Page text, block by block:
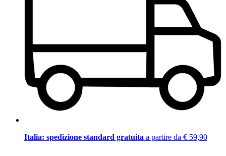
Italia: spedizione standard gratuita a partire da € 59,90